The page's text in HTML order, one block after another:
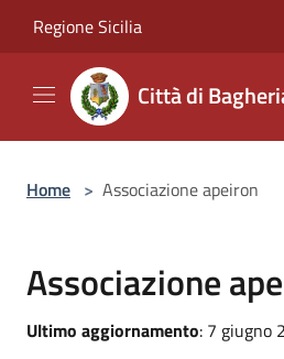
Regione Sicilia
Città di
Home > Associazione apeiron
Associazione
Ultimo aggiornamento: 7 giugno